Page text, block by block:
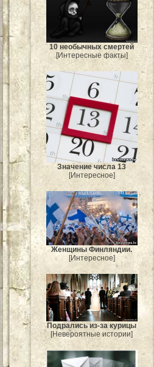
10 необычных смертей
[Интересные факты]
Значение числа 13
[Интересное]
Женщины Финляндии.
[Интересное]
Подрались из-за курицы
[Невероятные истории]